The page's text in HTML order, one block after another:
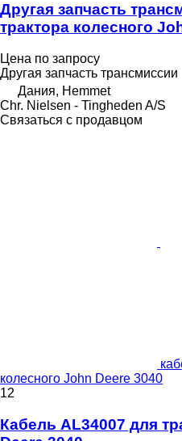
Другая запчасть
трактора колесного
Цена по запросу
Другая запчасть трансмиссии
Дания, Hemmet
Chr. Nielsen - Tingheden A/S
Связаться с продавцом
колесного John Deere 3040
12
Кабель AL34007 для